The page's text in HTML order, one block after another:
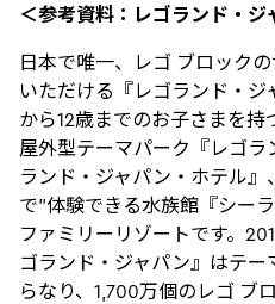
＜参考資料：レゴランド・
日本で唯一、レゴ ブロック
いただける『レゴランド・
から12歳までのお子さまを
屋外型テーマパーク『レゴ
ランド・ジャパン・ホテル』
で”体験できる水族館『シー
ファミリーリゾートです。
ゴランド・ジャパン』はテ
らなり、1,700万個のレゴ ブ